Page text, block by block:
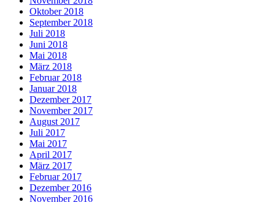
Oktober 2018
September 2018
Juli 2018
Juni 2018
Mai 2018
März 2018
Februar 2018
Januar 2018
Dezember 2017
November 2017
August 2017
Juli 2017
Mai 2017
April 2017
März 2017
Februar 2017
Dezember 2016
November 2016